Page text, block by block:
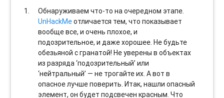
Обнаруживаем что-то на очередном этапе.
UnHackMeотличается тем, что показывает
вообще все, и очень плохое, и
подозрительное, и даже хорошее. Не будьте
обезьяной с гранатой! Не уверены в объектах
из разряда ‘подозрительный’ или
‘нейтральный’ — не трогайте их. А вот в
опасное лучше поверить. Итак, нашли опасный
элемент, он будет подсвечен красным. Что